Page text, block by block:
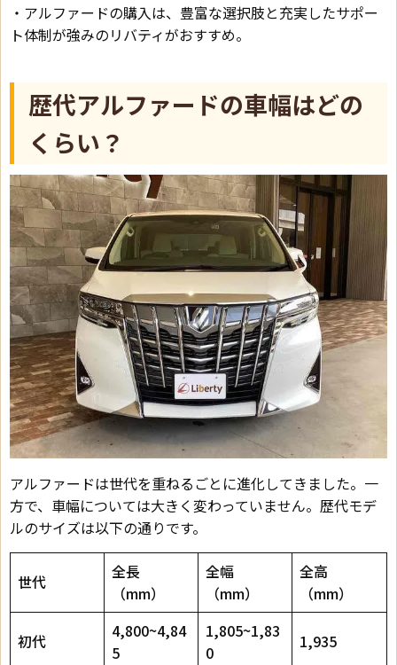
・アルファードの購入は、豊富な選択肢と充実したサポー
ト体制が強みのリバティがおすすめ。
歴代アルファードの車幅はどの
くらい？
アルファードは世代を重ねるごとに進化してきました。一
方で、車幅については大きく変わっていません。歴代モデ
ルのサイズは以下の通りです。
世代
全長
（mm）
全幅
（mm）
全高
（mm）
初代
4,800~4,84
5
1,805~1,83
0
1,935